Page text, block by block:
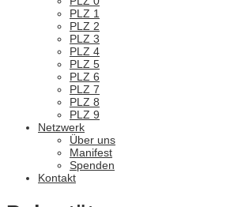
PLZ 1
PLZ 2
PLZ 3
PLZ 4
PLZ 5
PLZ 6
PLZ 7
PLZ 8
PLZ 9
Netzwerk
Über uns
Manifest
Spenden
Kontakt